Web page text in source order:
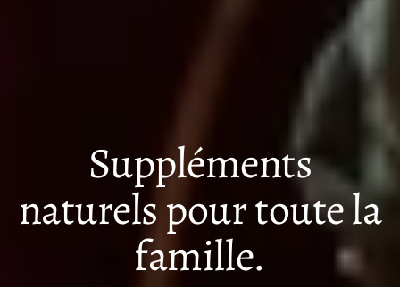
Suppléments
naturels pour toute la
famille.